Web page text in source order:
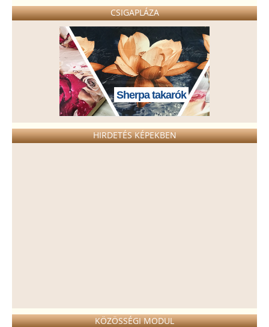
CSIGAPLÁZA
Sherpa takarók
HIRDETÉS KÉPEKBEN
KÖZÖSSÉGI MODUL